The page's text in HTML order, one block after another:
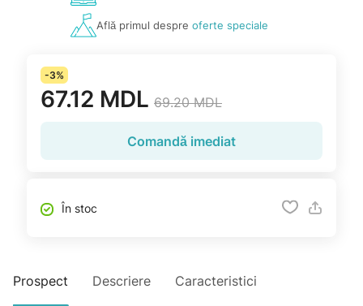
Află primul despre oferte speciale
-3%
67.12 MDL 69.20 MDL
Comandă imediat
În stoc
Prospect Descriere Caracteristici